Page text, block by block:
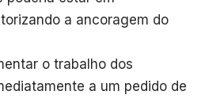
a ancoragem do
o trabalho dos
a um pedido de